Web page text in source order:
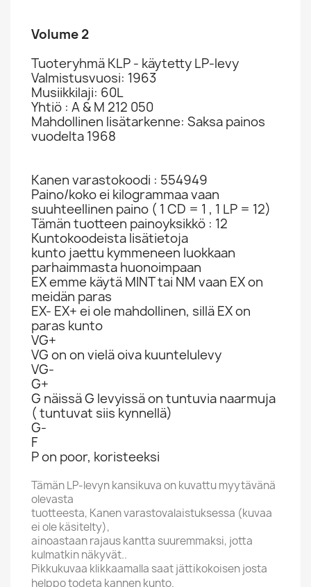
Volume 2
Tuoteryhmä KLP - käytetty LP-levy
Valmistusvuosi: 1963
Musiikkilaji: 60L
Yhtiö : A & M 212 050
Mahdollinen lisätarkenne: Saksa painos
vuodelta 1968
Kanen varastokoodi : 554949
Paino/koko ei kilogrammaa vaan
suuhteellinen paino ( 1 CD = 1 , 1 LP = 12)
Tämän tuotteen painoyksikkö : 12
Kuntokoodeista lisätietoja
kunto jaettu kymmeneen luokkaan
parhaimmasta huonoimpaan
EX emme käytä MINT tai NM vaan EX on
meidän paras
EX- EX+ ei ole mahdollinen, sillä EX on
paras kunto
VG+
VG on on vielä oiva kuuntelulevy
VG-
G+
G näissä G levyissä on tuntuvia naarmuja
( tuntuvat siis kynnellä)
G-
F
P on poor, koristeeksi
Tämän LP-levyn kansikuva on kuvattu myytävänä
olevasta
tuotteesta, Kanen varastovalaistuksessa (kuvaa
ei ole käsitelty),
ainoastaan rajaus kantta suuremmaksi, jotta
kulmatkin näkyvät..
Pikkukuvaa klikkaamalla saat jättikokoisen josta
helppo todeta kannen kunto.